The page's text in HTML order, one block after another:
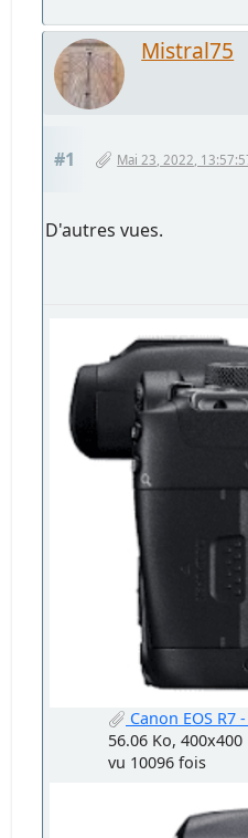
Mistral75
#1 Mai 23, 2022,
D'autres vues.
Canon EOS
56.06 Ko, 400x400
vu 10096 fois